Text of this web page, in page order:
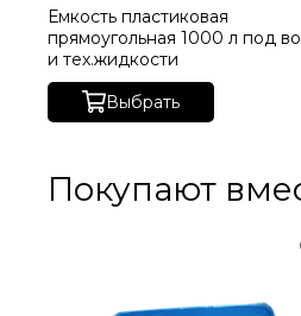
Емкость пластиковая
прямоугольная 1000 л под
и тех.жидкости
Выбрать
Покупают